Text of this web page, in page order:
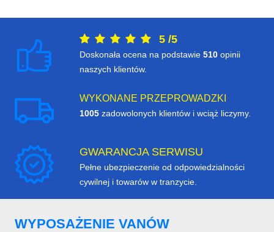
5 /5
Doskonała ocena na podstawie 510 opinii
naszych klientów.
WYKONANE PRZEPROWADZKI
1005 zadowolonych klientów i wciąż liczymy.
GWARANCJA SERWISU
Pełne ubezpieczenie od odpowiedzialności
cywilnej i towarów w tranzycie.
WYPOSAŻENIE VANÓW